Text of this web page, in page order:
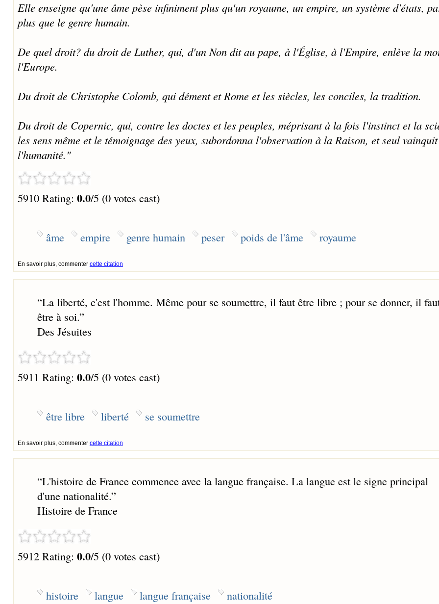
Elle enseigne qu'une âme pèse infiniment plus qu'un royaume, un empire, un système d'états,
plus que le genre humain.
De quel droit? du droit de Luther, qui, d'un Non dit au pape, à l'Église, à l'Empire, enlève la
l'Europe.
Du droit de Christophe Colomb, qui dément et Rome et les siècles, les conciles, la tradition.
Du droit de Copernic, qui, contre les doctes et les peuples, méprisant à la fois l'instinct et la
les sens même et le témoignage des yeux, subordonna l'observation à la Raison, et seul vainquit
l'humanité."
5910 Rating: 0.0/5 (0 votes cast)
âme empire genre humain peser poids de l'âme royaume
En savoir plus, commenter cette citation
“La liberté, c'est l'homme. Même pour se soumettre, il faut être libre ; pour se donner, il
être à soi.”
Des Jésuites
5911 Rating: 0.0/5 (0 votes cast)
être libre liberté se soumettre
En savoir plus, commenter cette citation
“L'histoire de France commence avec la langue française. La langue est le signe principal
d'une nationalité.”
Histoire de France
5912 Rating: 0.0/5 (0 votes cast)
histoire langue langue française nationalité